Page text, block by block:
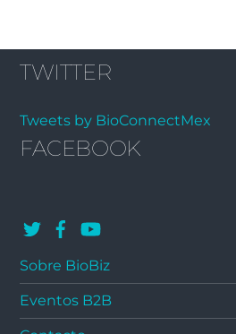
TWITTER
Tweets by BioConnectMex
FACEBOOK
Sobre BioBiz
Eventos B2B